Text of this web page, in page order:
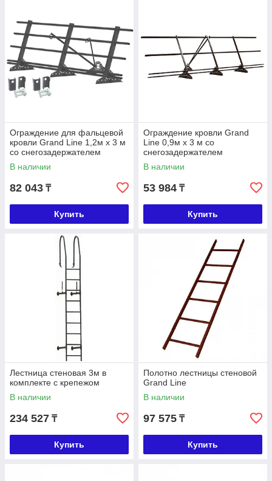
Ограждение для фальцевой
кровли Grand Line 1,2м х 3 м
со снегозадержателем
В наличии
82 043 ₸
Купить
Ограждение кровли Grand
Line 0,9м х 3 м со
снегозадержателем
В наличии
53 984 ₸
Купить
Лестница стеновая 3м в
комплекте с крепежом
В наличии
234 527 ₸
Купить
Полотно лестницы стеновой
Grand Line
В наличии
97 575 ₸
Купить